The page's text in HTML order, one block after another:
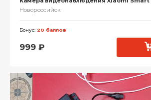
Новороссийск
Бонус: 20 баллов
999 ₽